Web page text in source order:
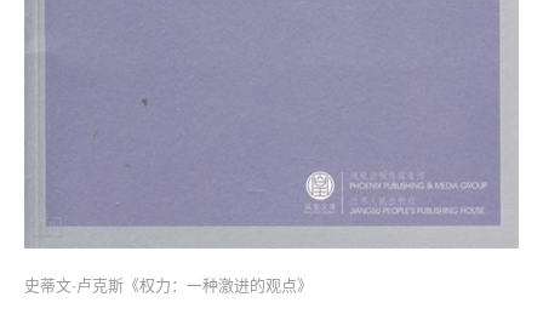
史蒂文·卢克斯《权力：一种激进的观点》